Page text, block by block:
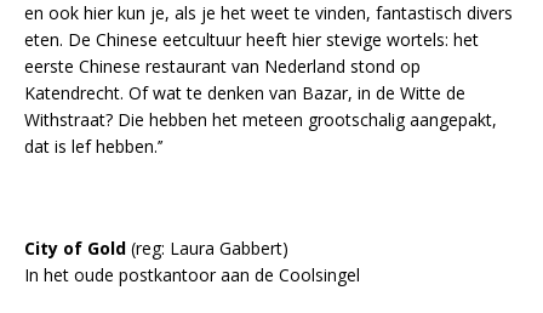
en ook hier kun je, als je het weet te vinden, fantastisch divers
eten. De Chinese eetcultuur heeft hier stevige wortels: het
eerste Chinese restaurant van Nederland stond op
Katendrecht. Of wat te denken van Bazar, in de Witte de
Withstraat? Die hebben het meteen grootschalig aangepakt,
dat is lef hebben.’’
City of Gold (reg: Laura Gabbert)
In het oude postkantoor aan de Coolsingel